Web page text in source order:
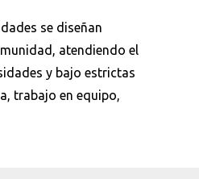
se diseñan
atendiendo el
y bajo estrictas
trabajo en equipo,